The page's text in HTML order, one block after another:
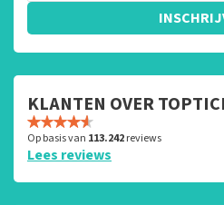
KLANTEN OVER
Op basis van 113.242reviews
Lees reviews